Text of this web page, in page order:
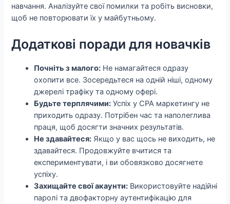
навчання. Аналізуйте свої помилки та робіть висновки,
щоб не повторювати їх у майбутньому.
Додаткові поради для новачків
Почніть з малого: Не намагайтеся одразу
охопити все. Зосередьтеся на одній ніші, одному
джерелі трафіку та одному офері.
Будьте терплячими: Успіх у CPA маркетингу не
приходить одразу. Потрібен час та наполеглива
праця, щоб досягти значних результатів.
Не здавайтеся: Якщо у вас щось не виходить, не
здавайтеся. Продовжуйте вчитися та
експериментувати, і ви обовязково досягнете
успіху.
Захищайте свої акаунти: Використовуйте надійні
паролі та двофакторну аутентифікацію для